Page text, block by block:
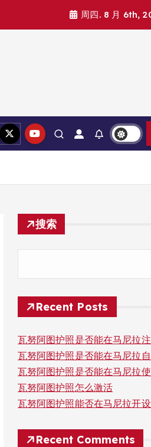
周四. 8 月 6th,
搜索
Recent Posts
瓦努阿图护照是否能在马尼拉
瓦努阿图护照是否能在马尼拉
瓦努阿图护照是否能在马尼拉
瓦努阿图护照怎么激活
瓦努阿图护照能否在马尼拉开
Recent Comments